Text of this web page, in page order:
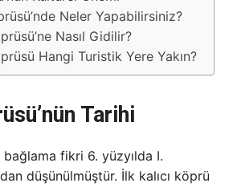
Neler Yapabilirsiniz?
Nasıl Gidilir?
Hangi Turistik Yere Yakın?
Tarihi
fikri 6. yüzyılda I.
düşünülmüştür. İlk kalıcı köprü